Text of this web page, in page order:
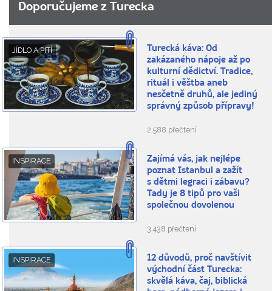
Doporučujeme z Turecka
JÍDLO A PITÍ
Turecká káva: Od
zakázaného nápoje až po
kulturní dědictví. Tradice,
rituál i věštba aneb
nesčetně druhů, ale jediný
správný způsob přípravy!
2.588 přečtení
INSPIRACE
Zajímá vás, jak nejlépe
poznat Istanbul a zažít
s dětmi legraci i zábavu?
Tady je 8 tipů pro vaši
společnou dovolenou
3.438 přečtení
INSPIRACE
12 důvodů, proč navštívit
východní část Turecka:
skvělá káva, čaj, biblická